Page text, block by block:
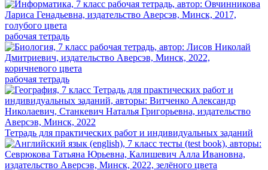
рабочая тетрадь
рабочая тетрадь
Тетрадь для практических работ и индивидуальных заданий